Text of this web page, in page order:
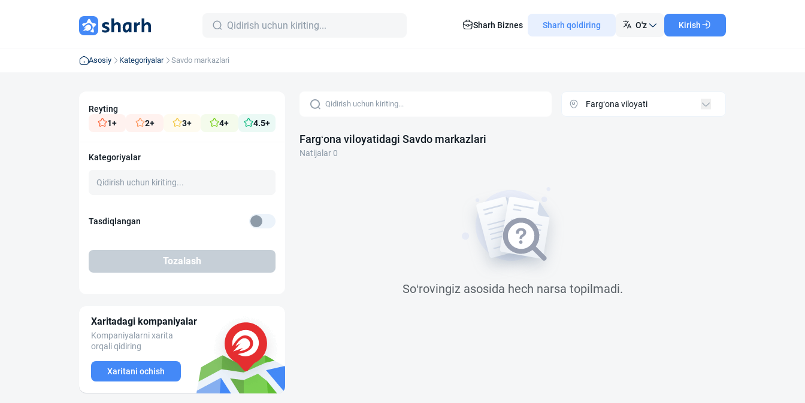
Sharh Biznes Sharh qoldiring O'z Kirish
Asosiy Kategoriyalar Savdo markazlari
Reyting
1+
2+ 3+ 4+ 4.5+
Kategoriyalar
Tasdiqlangan
Tozalash
Xaritadagi kompaniyalar
Kompaniyalarni xarita
orqali qidiring
Xaritani ochish
Farg‘ona viloyatidagi Savdo markazlari
Natijalar 0
So‘rovingiz asosida hech narsa topilmadi.